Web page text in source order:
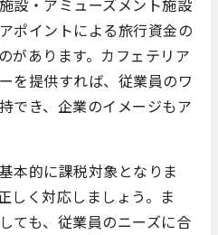
設・アミューズメント施設
ポイントによる旅行資金の
があります。カフェテリア
を提供すれば、従業員のワ
でき、企業のイメージもア
本的に課税対象となりま
しく対応しましょう。ま
ても、従業員のニーズに合